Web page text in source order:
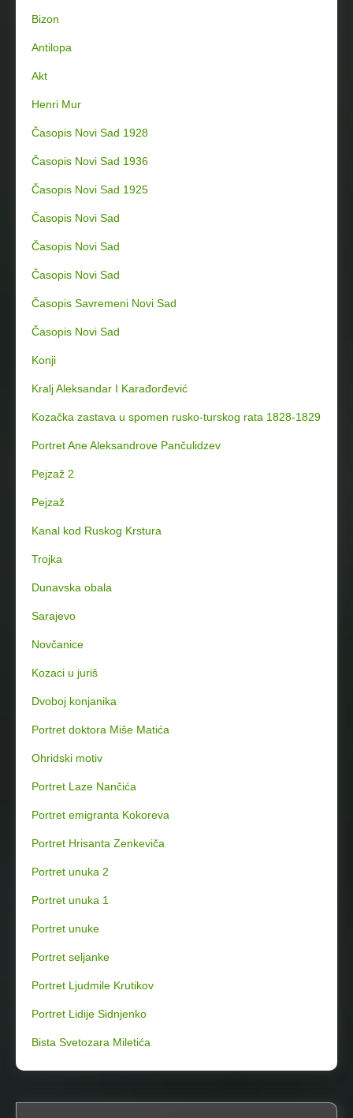
Bizon
Antilopa
Akt
Henri Mur
Časopis Novi Sad 1928
Časopis Novi Sad 1936
Časopis Novi Sad 1925
Časopis Novi Sad
Časopis Novi Sad
Časopis Novi Sad
Časopis Savremeni Novi Sad
Časopis Novi Sad
Konji
Kralj Aleksandar I Karađorđević
Kozačka zastava u spomen rusko-turskog rata 1828-1829
Portret Ane Aleksandrove Pančulidzev
Pejzaž 2
Pejzaž
Kanal kod Ruskog Krstura
Trojka
Dunavska obala
Sarajevo
Novčanice
Kozaci u juriš
Dvoboj konjanika
Portret doktora Miše Matića
Ohridski motiv
Portret Laze Nančića
Portret emigranta Kokoreva
Portret Hrisanta Zenkeviča
Portret unuka 2
Portret unuka 1
Portret unuke
Portret seljanke
Portret Ljudmile Krutikov
Portret Lidije Sidnjenko
Bista Svetozara Miletića